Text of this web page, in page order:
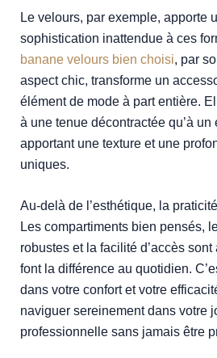
Le velours, par exemple, apporte
sophistication inattendue à ces
banane velours bien choisi, par
aspect chic, transforme un
élément de mode à part entière.
à une tenue décontractée qu’à
apportant une texture et une
uniques.
Au-delà de l’esthétique, la
Les compartiments bien pensés,
robustes et la facilité d’accès
font la différence au quotidien.
dans votre confort et votre
naviguer sereinement dans votre
professionnelle sans jamais être